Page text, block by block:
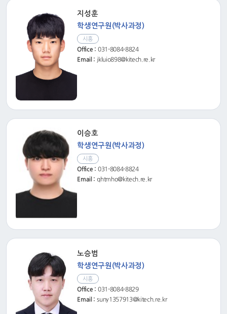
지성훈
학생연구원(박사과정)
시흥
Office : 031-8084-8824
Email : jkluio898@kitech.re.kr
이승호
학생연구원(박사과정)
시흥
Office : 031-8084-8824
Email : qhtmho@kitech.re.kr
노승범
학생연구원(박사과정)
시흥
Office : 031-8084-8829
Email : suny1357913@kitech.re.kr